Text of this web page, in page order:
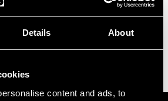
Details About
content and ads, to
Læs mere add
Filter